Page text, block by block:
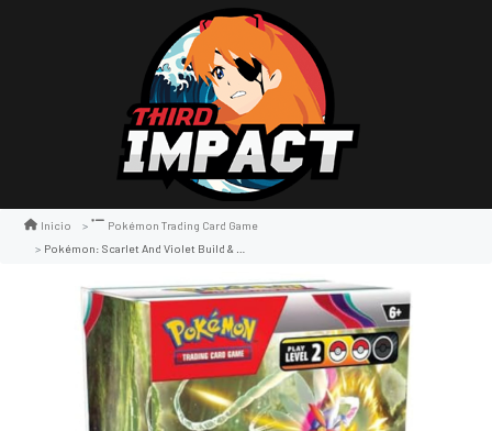
Inicio
Pokémon Trading Card Game
Pokémon: Scarlet And Violet Build & Battle